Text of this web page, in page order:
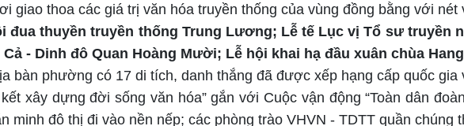
giao thoa các giá trị văn hóa truyền thống của vùng đồng bằng với
đua thuyền truyền thống Trung Lương; Lễ tế Lục vị Tổ sư truyền
- Dinh đô Quan Hoàng Mười; Lễ hội khai hạ đầu xuân chùa
bàn phường có 17 di tích, danh thắng đã được xếp hạng cấp quốc gia
xây dựng đời sống văn hóa” gắn với Cuộc vận động “Toàn dân
minh đô thị đi vào nền nếp; các phòng trào VHVN - TDTT quần